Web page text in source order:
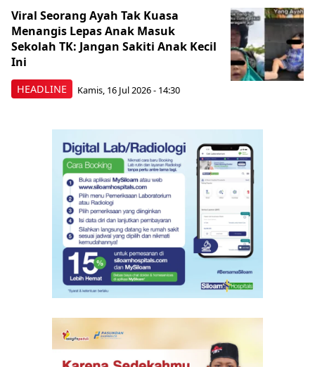
HEADLINE
Viral Seorang Ayah Tak Kuasa
Menangis Lepas Anak Masuk
Sekolah TK: Jangan Sakiti Anak Kecil
Ini
Kamis, 16 Jul 2026 - 14:30